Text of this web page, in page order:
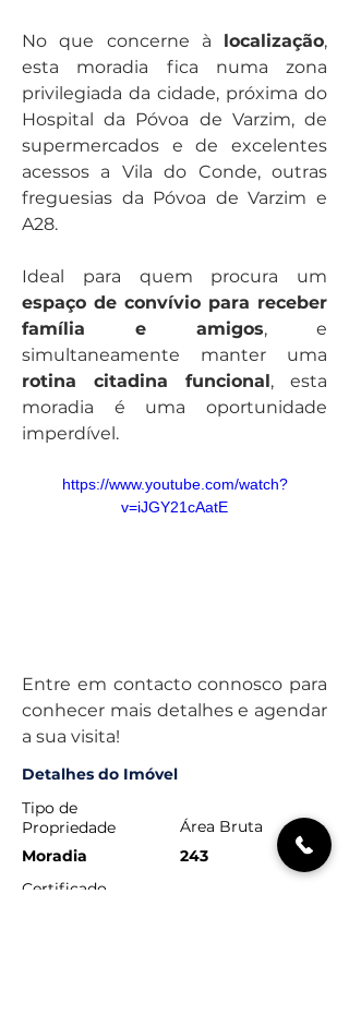
No que concerne à localização,
esta moradia fica numa zona
privilegiada da cidade, próxima do
Hospital da Póvoa de Varzim, de
supermercados e de excelentes
acessos a Vila do Conde, outras
freguesias da Póvoa de Varzim e
A28.
Ideal para quem procura um
espaço de convívio para receber
família e amigos, e
rotina citadina funcional, esta
moradia é uma oportunidade
imperdível.
https://www.youtube.com/watch?
v=iJGY21cAatE
Entre em contacto connosco para
conhecer mais detalhes e agendar
a sua visita!
Detalhes do Imóvel
Tipo de
Propriedade
Área Bruta
Moradia
243
Certificado